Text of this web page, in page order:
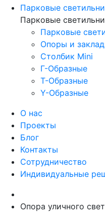
Парковые
Парковые
Парковые
Опоры и
Столбик Mini
Г-Образные
Т-Образные
Y-Образные
О нас
Проекты
Блог
Контакты
Сотрудничество
Индивидуальные
Опора уличного